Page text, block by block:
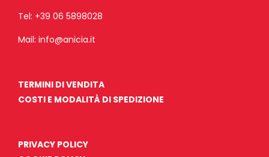
Tel: +39 06 5898028
Mail: info@anicia.it
TERMINI DI VENDITA
COSTI E MODALITÀ DI SPEDIZIONE
PRIVACY POLICY